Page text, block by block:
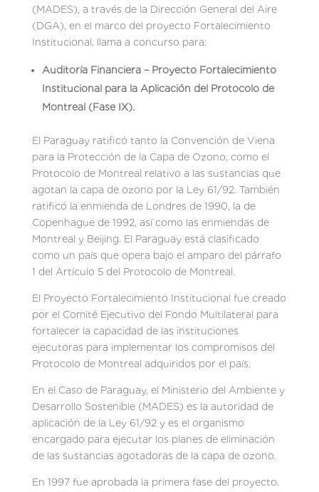
(MADES), a través de la Dirección General del Aire
(DGA), en el marco del proyecto Fortalecimiento
Institucional, llama a concurso para:
Auditoría Financiera – Proyecto Fortalecimiento
Institucional para la Aplicación del Protocolo de
Montreal (Fase IX).
El Paraguay ratificó tanto la Convención de Viena
para la Protección de la Capa de Ozono, como el
Protocolo de Montreal relativo a las sustancias que
agotan la capa de ozono por la Ley 61/92. También
ratificó la enmienda de Londres de 1990, la de
Copenhague de 1992, así como las enmiendas de
Montreal y Beijing. El Paraguay está clasificado
como un país que opera bajo el amparo del párrafo
1 del Artículo 5 del Protocolo de Montreal.
El Proyecto Fortalecimiento Institucional fue creado
por el Comité Ejecutivo del Fondo Multilateral para
fortalecer la capacidad de las instituciones
ejecutoras para implementar los compromisos del
Protocolo de Montreal adquiridos por el país.
En el Caso de Paraguay, el Ministerio del Ambiente y
Desarrollo Sostenible (MADES) es la autoridad de
aplicación de la Ley 61/92 y es el organismo
encargado para ejecutar los planes de eliminación
de las sustancias agotadoras de la capa de ozono.
En 1997 fue aprobada la primera fase del proyecto.